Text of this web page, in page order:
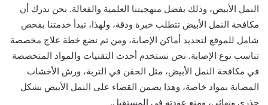
النمل الأبيض، وذلك بفضل منهجيتنا العلمية والفعالة. نحن ندرك أن
مكافحة النمل الأبيض تتطلب خبرة ودقة، ولهذا، تبدأ خدمتنا بفحص
شامل للموقع لتحديد أماكن الإصابة، ومن ثم نضع خطة علاج مخصصة
تناسب نوع الإصابة. نحن نستخدم أحدث التقنيات والمواد المتخصصة
في مكافحة النمل الأبيض، مثل الحقن في التربة، ورش الأخشاب
المصابة بمواد خاصة، وهذا يضمن القضاء على النمل الأبيض بشكل
جذري ونهائي، ومنع عودته في المستقبل.